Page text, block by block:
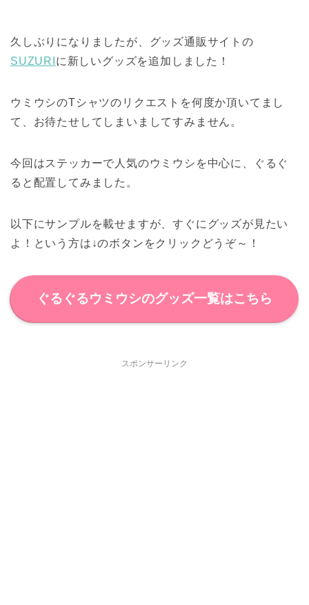
久しぶりになりましたが、グッズ通販サイトの
SUZURI に新しいグッズを追加しました！
ウミウシのTシャツのリクエストを何度か頂いてまし
て、お待たせしてしまいましてすみません。
今回はステッカーで人気のウミウシを中心に、ぐるぐ
ると配置してみました。
以下にサンプルを載せますが、すぐにグッズが見たい
よ！という方は↓のボタンをクリックどうぞ～！
ぐるぐるウミウシのグッズ一覧はこちら
スポンサーリンク